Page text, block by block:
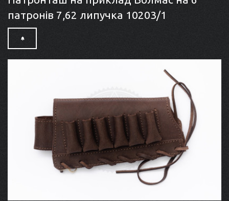
патронів 7,62 липучка 10203/1